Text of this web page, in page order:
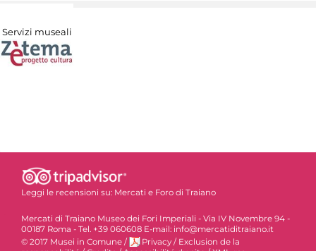
Servizi museali
Leggi le recensioni su: Mercati e Foro di Traiano
Mercati di Traiano Museo dei Fori Imperiali - Via IV Novembre 94 -
00187 Roma - Tel. +39 060608 E-mail: info@mercatiditraiano.it
© 2017 Musei in Comune / Privacy / Exclusion de la